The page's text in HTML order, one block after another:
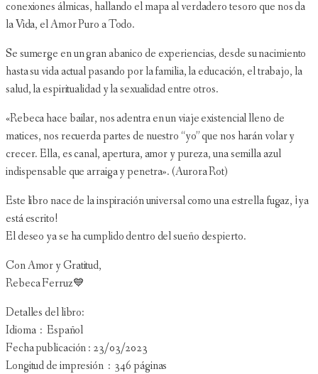
conexiones álmicas, hallando el mapa al verdadero tesoro que nos da
la Vida, el Amor Puro a Todo.
Se sumerge en un gran abanico de experiencias, desde su nacimiento
hasta su vida actual pasando por la familia, la educación, el trabajo, la
salud, la espiritualidad y la sexualidad entre otros.
«Rebeca hace bailar, nos adentra en un viaje existencial lleno de
matices, nos recuerda partes de nuestro “yo” que nos harán volar y
crecer. Ella, es canal, apertura, amor y pureza, una semilla azul
indispensable que arraiga y penetra». (Aurora Rot)
Este libro nace de la inspiración universal como una estrella fugaz, ¡ya
está escrito!
El deseo ya se ha cumplido dentro del sueño despierto.
Con Amor y Gratitud,
Rebeca Ferruz💙
Detalles del libro:
Idioma ‏ : ‎ Español
Fecha publicación : 23/03/2023
Longitud de impresión ‏ : ‎ 346 páginas